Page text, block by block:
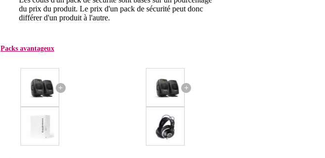
du prix du produit. Le prix d'un pack de sécurité peut donc
différer d'un produit à l'autre.
Packs avantageux
+ +